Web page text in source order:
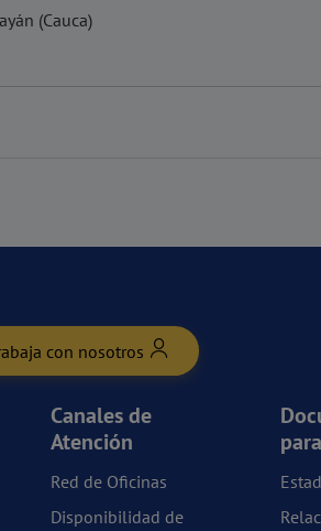
(Cauca)
con nosotros
Canales de
Atención
Red de Oficinas
Disponibilidad de